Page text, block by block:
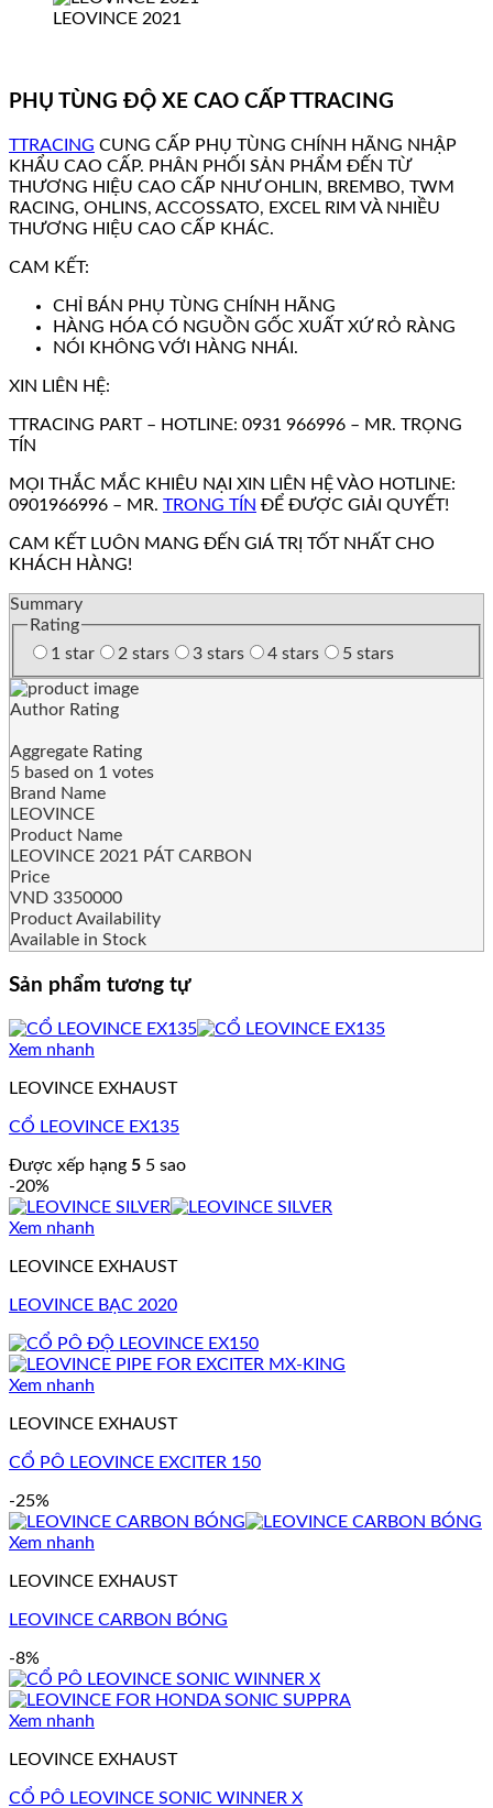
LEOVINCE 2021
PHỤ TÙNG ĐỘ XE CAO CẤP TTRACING
TTRACING CUNG CẤP PHỤ TÙNG CHÍNH HÃNG NHẬP
KHẨU CAO CẤP. PHÂN PHỐI SẢN PHẨM ĐẾN TỪ
THƯƠNG HIỆU CAO CẤP NHƯ OHLIN, BREMBO, TWM
RACING, OHLINS, ACCOSSATO, EXCEL RIM VÀ NHIỀU
THƯƠNG HIỆU CAO CẤP KHÁC.
CAM KẾT:
CHỈ BÁN PHỤ TÙNG CHÍNH HÃNG
HÀNG HÓA CÓ NGUỒN GỐC XUẤT XỨ RỎ RÀNG
NÓI KHÔNG VỚI HÀNG NHÁI.
XIN LIÊN HỆ:
TTRACING PART – HOTLINE: 0931 966996 – MR. TRỌNG
TÍN
MỌI THẮC MẮC KHIÊU NẠI XIN LIÊN HỆ VÀO HOTLINE:
0901966996 – MR. TRONG TÍN ĐỂ ĐƯỢC GIẢI QUYẾT!
CAM KẾT LUÔN MANG ĐẾN GIÁ TRỊ TỐT NHẤT CHO
KHÁCH HÀNG!
Summary
Rating
1 star
2 stars 3 stars 4 stars 5 stars
Author Rating
Aggregate Rating
5 based on 1 votes
Brand Name
LEOVINCE
Product Name
LEOVINCE 2021 PÁT CARBON
Price
VND 3350000
Product Availability
Available in Stock
Sản phẩm tương tự
Xem nhanh
LEOVINCE EXHAUST
CỔ LEOVINCE EX135
Được xếp hạng 5 5 sao
-20%
Xem nhanh
LEOVINCE EXHAUST
LEOVINCE BẠC 2020
Xem nhanh
LEOVINCE EXHAUST
CỔ PÔ LEOVINCE EXCITER 150
-25%
Xem nhanh
LEOVINCE EXHAUST
LEOVINCE CARBON BÓNG
-8%
Xem nhanh
LEOVINCE EXHAUST
CỔ PÔ LEOVINCE SONIC WINNER X